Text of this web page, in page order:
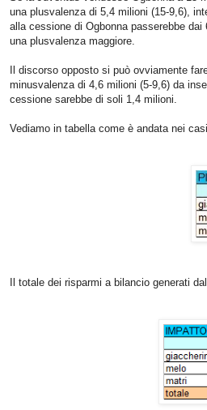
una plusvalenza di 5,4 milioni (15-9,6),
alla cessione di Ogbonna passerebbe
una plusvalenza maggiore.
Il discorso opposto si può ovviamente
minusvalenza di 4,6 milioni (5-9,6) da
cessione sarebbe di soli 1,4 milioni.
Vediamo in tabella come è andata nei
Il totale dei risparmi a bilancio generati